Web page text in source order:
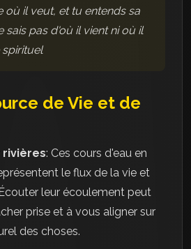
où il veut, et tu entends sa
sais pas d'où il vient ni où il
spirituel
de Vie et de
rivières: Ces cours d'eau en
le flux de la vie et
leur écoulement peut
prise et à vous aligner sur
des choses.